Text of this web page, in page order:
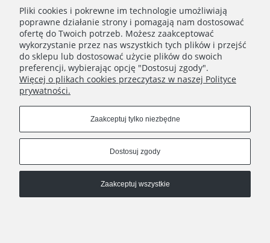
TO WAŻNE
INFORMACJE
KONTAKT
Copyrights © 2021 - Ja Cię Broszę
Pliki cookies i pokrewne im technologie umożliwiają
poprawne działanie strony i pomagają nam dostosować
ofertę do Twoich potrzeb. Możesz zaakceptować
wykorzystanie przez nas wszystkich tych plików i przejść
do sklepu lub dostosować użycie plików do swoich
preferencji, wybierając opcję "Dostosuj zgody".
Więcej o plikach cookies przeczytasz w naszej Polityce
prywatności.
Zaakceptuj tylko niezbędne
Dostosuj zgody
Zaakceptuj wszystkie